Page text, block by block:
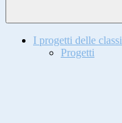
I progetti delle classi
Progetti